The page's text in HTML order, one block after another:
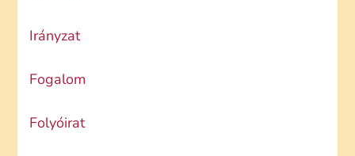
Irányzat
Fogalom
Folyóirat